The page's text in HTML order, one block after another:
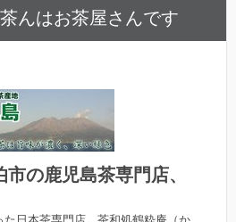
んはお茶屋さんです